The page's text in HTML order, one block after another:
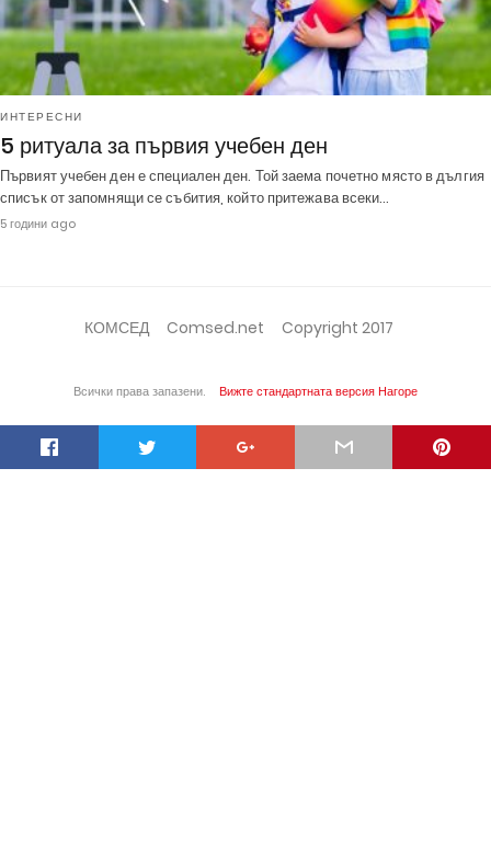
ИНТЕРЕСНИ
5 ритуала за първия учебен ден
Първият учебен ден е специален ден. Той заема почетно място в дългия
списък от запомнящи се събития, който притежава всеки…
5 години ago
КОМСЕД Comsed.net Copyright 2017
Всички права запазени. Вижте стандартната версияНагоре